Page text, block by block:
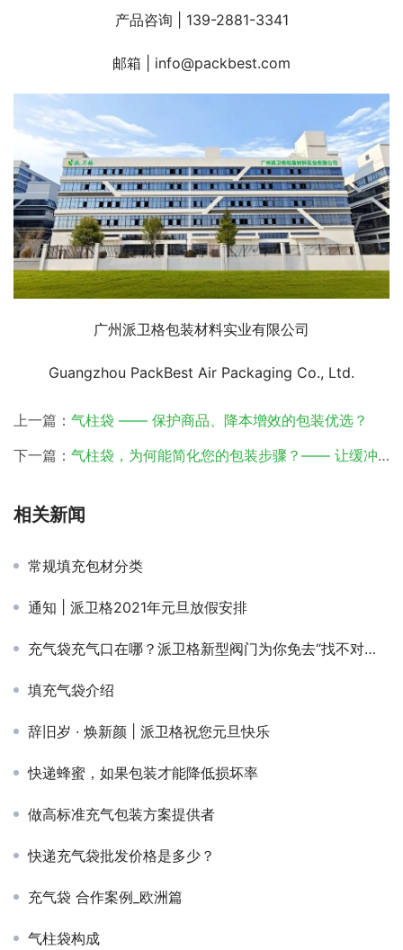
产品咨询 | 139-2881-3341
邮箱 | info@packbest.com
广州派卫格包装材料实业有限公司
Guangzhou PackBest Air Packaging Co., Ltd.
上一篇： 气柱袋 —— 保护商品、降本增效的包装优选？
下一篇： 气柱袋，为何能简化您的包装步骤？—— 让缓冲包装“轻装上阵”
相关新闻
常规填充包材分类
通知 | 派卫格2021年元旦放假安排
充气袋充气口在哪？派卫格新型阀门为你免去“找不对口”的麻烦
填充气袋介绍
辞旧岁 · 焕新颜 | 派卫格祝您元旦快乐
快递蜂蜜，如果包装才能降低损坏率
​做高标准充气包装方案提供者
快递充气袋批发价格是多少？
充气袋 合作案例_欧洲篇
气柱袋构成